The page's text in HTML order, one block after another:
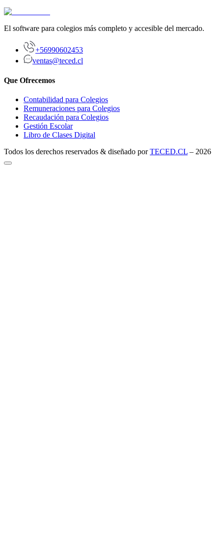
El software para colegios más completo y accesible del mercado.
+56990602453
ventas@teced.cl
Que Ofrecemos
Contabilidad para Colegios
Remuneraciones para Colegios
Recaudación para Colegios
Gestión Escolar
Libro de Clases Digital
Todos los derechos reservados & diseñado porTECED.CL – 2026